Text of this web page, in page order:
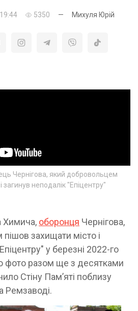
5350 — Михуля Юрій
Чернігова, який добровольцем
загинув неподалік "Епіцентру"
Химича, оборонця Чернігова,
захищати місто і
у березні 2022-го
фото разом ще з десятками
Стіну Пам’яті поблизу
Ремзаводі.